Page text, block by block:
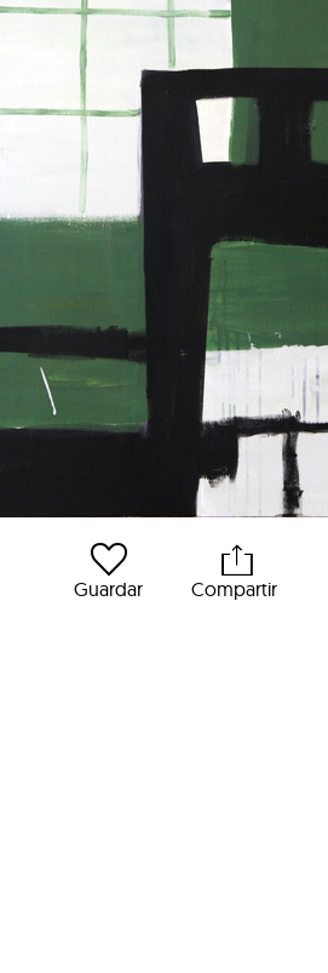
Guardar Compartir